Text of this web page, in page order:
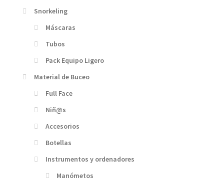
Snorkeling
Máscaras
Tubos
Pack Equipo Ligero
Material de Buceo
Full Face
Niñ@s
Accesorios
Botellas
Instrumentos y ordenadores
Manómetos